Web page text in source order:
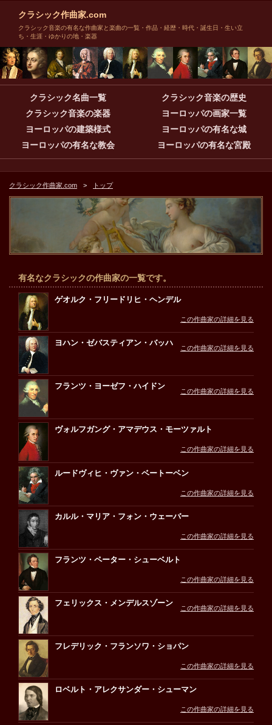
クラシック作曲家.com
クラシック音楽の有名な作曲家と楽曲の一覧・作品・経歴・時代・誕生日・生い立
ち・生涯・ゆかりの地・楽器
クラシック名曲一覧
クラシック音楽の歴史
クラシック音楽の楽器
ヨーロッパの画家一覧
ヨーロッパの建築様式
ヨーロッパの有名な城
ヨーロッパの有名な教会
ヨーロッパの有名な宮殿
クラシック作曲家.com トップ
有名なクラシックの作曲家の一覧です。
ゲオルク・フリードリヒ・ヘンデル
この作曲家の詳細を見る
ヨハン・ゼバスティアン・バッハ
この作曲家の詳細を見る
フランツ・ヨーゼフ・ハイドン
この作曲家の詳細を見る
ヴォルフガング・アマデウス・モーツァルト
この作曲家の詳細を見る
ルードヴィヒ・ヴァン・ベートーベン
この作曲家の詳細を見る
カルル・マリア・フォン・ウェーバー
この作曲家の詳細を見る
フランツ・ペーター・シューベルト
この作曲家の詳細を見る
フェリックス・メンデルスゾーン
この作曲家の詳細を見る
フレデリック・フランソワ・ショパン
この作曲家の詳細を見る
ロベルト・アレクサンダー・シューマン
この作曲家の詳細を見る